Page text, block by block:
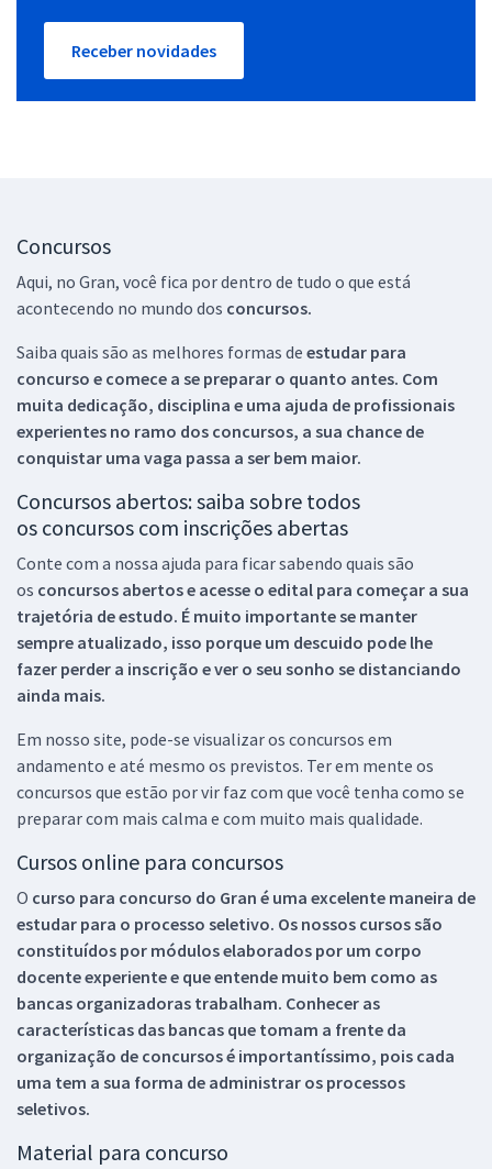
Receber novidades
Concursos
Aqui, no Gran, você fica por dentro de tudo o que está
acontecendo no mundo dos concursos.
Saiba quais são as melhores formas de estudar para
concurso e comece a se preparar o quanto antes. Com
muita dedicação, disciplina e uma ajuda de profissionais
experientes no ramo dos concursos, a sua chance de
conquistar uma vaga passa a ser bem maior.
Concursos abertos: saiba sobre todos
os concursos com inscrições abertas
Conte com a nossa ajuda para ficar sabendo quais são
os concursos abertos e acesse o edital para começar a sua
trajetória de estudo. É muito importante se manter
sempre atualizado, isso porque um descuido pode lhe
fazer perder a inscrição e ver o seu sonho se distanciando
ainda mais.
Em nosso site, pode-se visualizar os concursos em
andamento e até mesmo os previstos. Ter em mente os
concursos que estão por vir faz com que você tenha como se
preparar com mais calma e com muito mais qualidade.
Cursos online para concursos
O curso para concurso do Gran é uma excelente maneira de
estudar para o processo seletivo. Os nossos cursos são
constituídos por módulos elaborados por um corpo
docente experiente e que entende muito bem como as
bancas organizadoras trabalham. Conhecer as
características das bancas que tomam a frente da
organização de concursos é importantíssimo, pois cada
uma tem a sua forma de administrar os processos
seletivos.
Material para concurso